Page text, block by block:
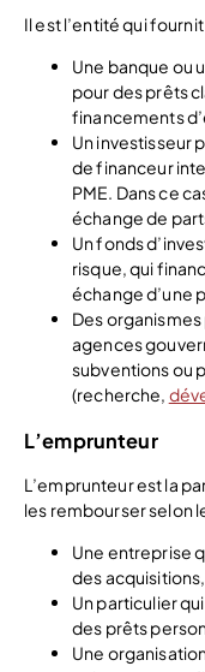
Il est l’entité qui
Une banque ou
pour des prêts
financements
Un investisseur
de financeur
PME. Dans ce
échange de
Un fonds
risque, qui
échange d’une
Des
agences
subventions ou
(recherche,
L’emprunteur
L’emprunteur est la
les rembourser selon
Une entreprise
des
Un particulier
des prêts
Une